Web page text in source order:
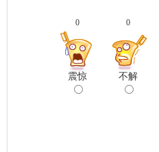
0
震惊
0
不解